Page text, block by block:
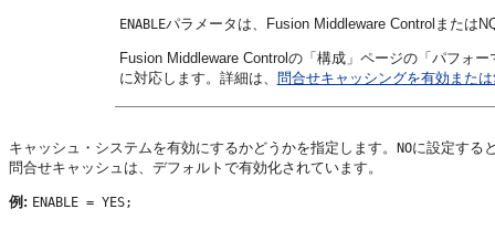
ENABLEパラメータは、 Fusion Middleware Control または
Fusion Middleware Controlの「構成」ページの「パフォ
に対応します。詳細は、 問合せキャッシングを有効また
キャッシュ・システムを有効にするかどうかを指定します。 NOに設定する
問合せキャッシュは、デフォルトで有効化されています。
例: ENABLE = YES;